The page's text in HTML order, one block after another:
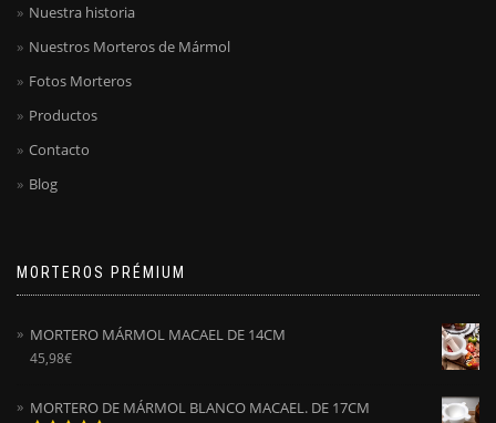
Nuestra historia
Nuestros Morteros de Mármol
Fotos Morteros
Productos
Contacto
Blog
MORTEROS PRÉMIUM
MORTERO MÁRMOL MACAEL DE 14CM
45,98€
MORTERO DE MÁRMOL BLANCO MACAEL. DE 17CM